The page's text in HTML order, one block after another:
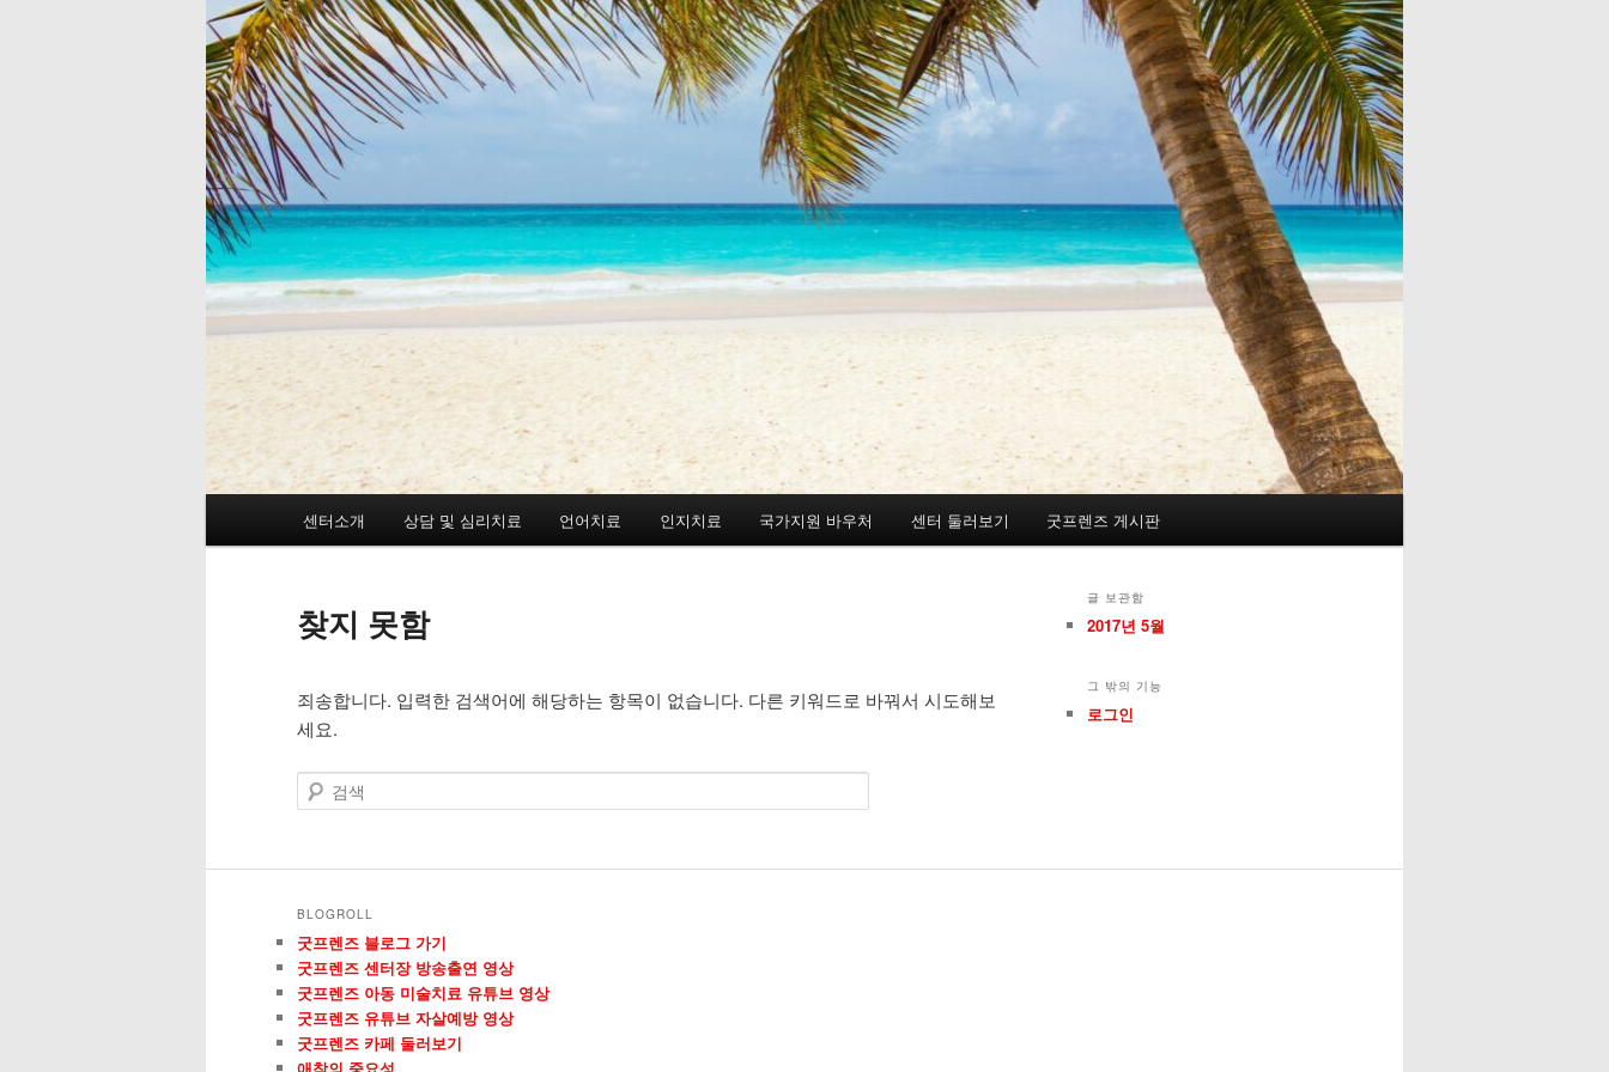
첫
째
컨
츠
로
뛰
어
넘
두
째
컨
츠
로
뛰
어
넘
센터소개 상담 및 심리치료 언어치료 인지치료 국가지원 바우처 센터 둘러보기 굿프렌즈 게시판
찾지 못함
죄송합니다. 입력한 검색어에 해당하는 항목이 없습니다. 다른 키워드로 바꿔서 시도해보
세요.
검
색
글 보관함
2017년 5월
그 밖의 기능
로그인
BLOGROLL
굿프렌즈 블로그 가기
굿프렌즈 센터장 방송출연 영상
굿프렌즈 아동 미술치료 유튜브 영상
굿프렌즈 유튜브 자살예방 영상
굿프렌즈 카페 둘러보기